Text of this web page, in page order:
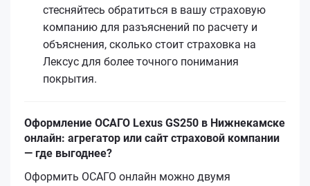
стесняйтесь обратиться в вашу страховую
компанию для разъяснений по расчету и
объяснения, сколько стоит страховка на
Лексус для более точного понимания
покрытия.
Оформление ОСАГО Lexus GS250 в Нижнекамске
онлайн: агрегатор или сайт страховой компании
— где выгоднее?
Оформить ОСАГО онлайн можно двумя